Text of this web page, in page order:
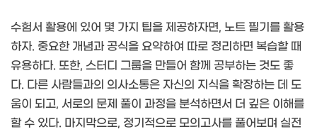
수험서 활용에 있어 몇 가지 팁을 제공하자면, 노트 필기를 활용
하자. 중요한 개념과 공식을 요약하여 따로 정리하면 복습할 때
유용하다. 또한, 스터디 그룹을 만들어 함께 공부하는 것도 좋
다. 다른 사람들과의 의사소통은 자신의 지식을 확장하는 데 도
움이 되고, 서로의 문제 풀이 과정을 분석하면서 더 깊은 이해를
할 수 있다. 마지막으로, 정기적으로 모의고사를 풀어보며 실전